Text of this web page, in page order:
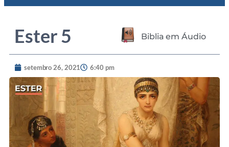
Ester 5 Biblia em Áudio
setembro 26, 2021 6:40 pm